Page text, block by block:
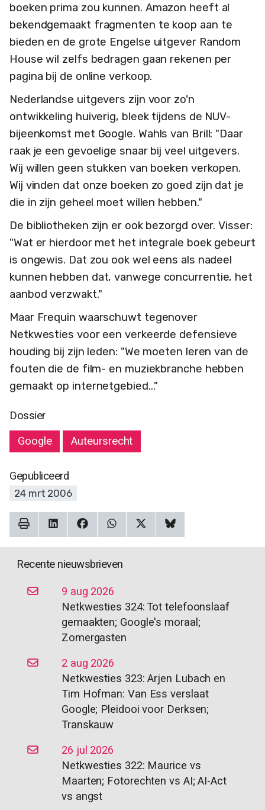
boeken prima zou kunnen. Amazon heeft al
bekendgemaakt fragmenten te koop aan te
bieden en de grote Engelse uitgever Random
House wil zelfs bedragen gaan rekenen per
pagina bij de online verkoop.
Nederlandse uitgevers zijn voor zo'n
ontwikkeling huiverig, bleek tijdens de NUV-
bijeenkomst met Google. Wahls van Brill: "Daar
raak je een gevoelige snaar bij veel uitgevers.
Wij willen geen stukken van boeken verkopen.
Wij vinden dat onze boeken zo goed zijn dat je
die in zijn geheel moet willen hebben."
De bibliotheken zijn er ook bezorgd over. Visser:
"Wat er hierdoor met het integrale boek gebeurt
is ongewis. Dat zou ook wel eens als nadeel
kunnen hebben dat, vanwege concurrentie, het
aanbod verzwakt."
Maar Frequin waarschuwt tegenover
Netkwesties voor een verkeerde defensieve
houding bij zijn leden: "We moeten leren van de
fouten die de film- en muziekbranche hebben
gemaakt op internetgebied..."
Dossier
Google
Auteursrecht
Gepubliceerd
24 mrt 2006
Recente nieuwsbrieven
9 aug 2026
Netkwesties 324: Tot telefoonslaaf
gemaakten; Google's moraal;
Zomergasten
2 aug 2026
Netkwesties 323: Arjen Lubach en
Tim Hofman: Van Ess verslaat
Google; Pleidooi voor Derksen;
Transkauw
26 jul 2026
Netkwesties 322: Maurice vs
Maarten; Fotorechten vs AI; AI-Act
vs angst